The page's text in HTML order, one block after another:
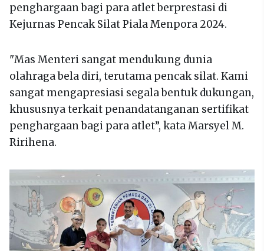
penghargaan bagi para atlet berprestasi di
Kejurnas Pencak Silat Piala Menpora 2024.
"Mas Menteri sangat mendukung dunia
olahraga bela diri, terutama pencak silat. Kami
sangat mengapresiasi segala bentuk dukungan,
khususnya terkait penandatanganan sertifikat
penghargaan bagi para atlet”, kata Marsyel M.
Ririhena.